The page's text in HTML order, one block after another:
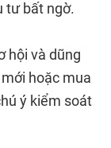
tư bất ngờ.
hội và dũng
hoặc mua
ý kiểm soát